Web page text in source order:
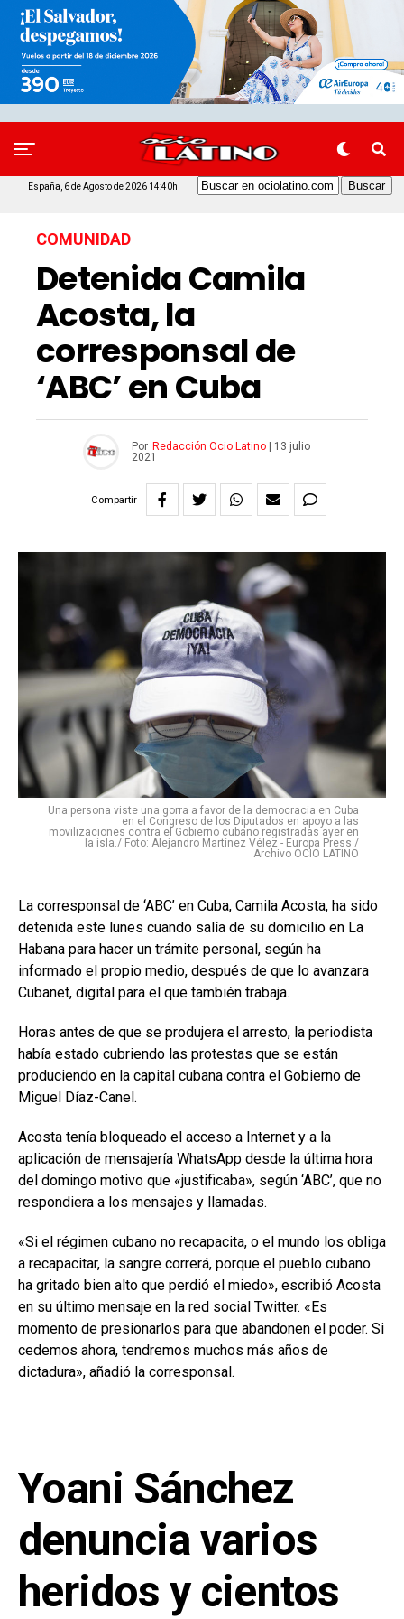
España, 6 de Agosto de 2026 14:40h
COMUNIDAD
Detenida Camila
Acosta, la
corresponsal de
‘ABC’ en Cuba
Por Redacción Ocio Latino|
13 julio
2021
Compartir
Una persona viste una gorra a favor de la democracia en Cuba
en el Congreso de los Diputados en apoyo a las
movilizaciones contra el Gobierno cubano registradas ayer en
la isla./ Foto: Alejandro Martínez Vélez - Europa Press /
Archivo OCIO LATINO
La corresponsal de ‘ABC’ en Cuba, Camila Acosta, ha sido
detenida este lunes cuando salía de su domicilio en La
Habana para hacer un trámite personal, según ha
informado el propio medio, después de que lo avanzara
Cubanet, digital para el que también trabaja.
Horas antes de que se produjera el arresto, la periodista
había estado cubriendo las protestas que se están
produciendo en la capital cubana contra el Gobierno de
Miguel Díaz-Canel.
Acosta tenía bloqueado el acceso a Internet y a la
aplicación de mensajería WhatsApp desde la última hora
del domingo motivo que «justificaba», según ‘ABC’, que no
respondiera a los mensajes y llamadas.
«Si el régimen cubano no recapacita, o el mundo los obliga
a recapacitar, la sangre correrá, porque el pueblo cubano
ha gritado bien alto que perdió el miedo», escribió Acosta
en su último mensaje en la red social Twitter. «Es
momento de presionarlos para que abandonen el poder. Si
cedemos ahora, tendremos muchos más años de
dictadura», añadió la corresponsal.
Yoani Sánchez
denuncia varios
heridos y cientos